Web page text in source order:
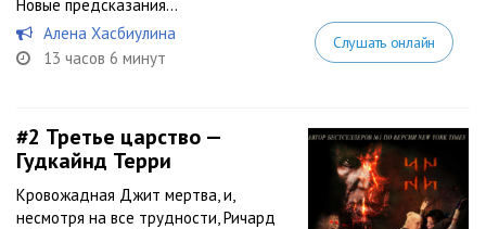
Новые предсказания...
Алена Хасбиулина
13 часов 6 минут
Слушать онлайн
#2 Третье царство —
Гудкайнд Терри
Кровожадная Джит мертва, и,
несмотря на все трудности, Ричард